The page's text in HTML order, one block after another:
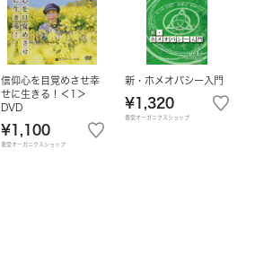
信仰心を目覚めさせ幸
せに生きる！＜1＞
DVD
¥1,100
豊受オーガニクスショップ
新・ホメオパシー入門
¥1,320
豊受オーガニクスショップ